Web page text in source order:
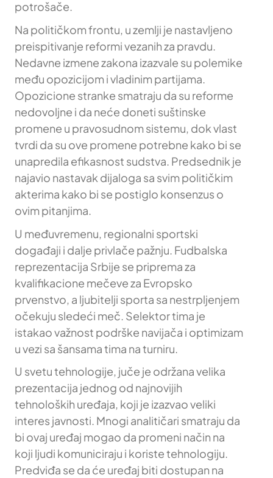
potrošače.
Na političkom frontu, u zemlji je nastavljeno
preispitivanje reformi vezanih za pravdu.
Nedavne izmene zakona izazvale su polemike
među opozicijom i vladinim partijama.
Opozicione stranke smatraju da su reforme
nedovoljne i da neće doneti suštinske
promene u pravosudnom sistemu, dok vlast
tvrdi da su ove promene potrebne kako bi se
unapredila efikasnost sudstva. Predsednik je
najavio nastavak dijaloga sa svim političkim
akterima kako bi se postiglo konsenzus o
ovim pitanjima.
U međuvremenu, regionalni sportski
događaji i dalje privlače pažnju. Fudbalska
reprezentacija Srbije se priprema za
kvalifikacione mečeve za Evropsko
prvenstvo, a ljubitelji sporta sa nestrpljenjem
očekuju sledeći meč. Selektor tima je
istakao važnost podrške navijača i optimizam
u vezi sa šansama tima na turniru.
U svetu tehnologije, juče je održana velika
prezentacija jednog od najnovijih
tehnoloških uređaja, koji je izazvao veliki
interes javnosti. Mnogi analitičari smatraju da
bi ovaj uređaj mogao da promeni način na
koji ljudi komuniciraju i koriste tehnologiju.
Predviđa se da će uređaj biti dostupan na